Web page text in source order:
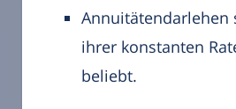
Annuitätendarlehen
ihrer konstanten
beliebt.